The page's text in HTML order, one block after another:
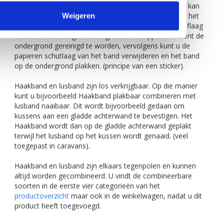
Weigeren
Dit band is alleen geschikt voor binnengebruik en kan kan
toegepast worden wanneer de ondergrond waarop u het
band wilt aanbrengen egaal en niet poreus is. De kleeflaag
heeft een zeer hoge hechting. Vóór het opplakken dient de
ondergrond gereinigd te worden, vervolgens kunt u de
papieren schutlaag van het band verwijderen en het band
op de ondergrond plakken. (principe van een sticker).
Haakband en lusband zijn los verkrijgbaar. Op die manier
kunt u bijvoorbeeld Haakband plakbaar combineren met
lusband naaibaar. Dit wordt bijvoorbeeld gedaan om
kussens aan een gladde achterwand te bevestigen. Het
Haakband wordt dan op de gladde achterwand geplakt
terwijl het lusband op het kussen wordt genaaid. (veel
toegepast in caravans).
Haakband en lusband zijn elkaars tegenpolen en kunnen
altijd worden gecombineerd. U vindt de combineerbare
soorten in de eerste vier categorieën van het
productoverzicht maar ook in de winkelwagen, nadat u dit
product heeft toegevoegd.